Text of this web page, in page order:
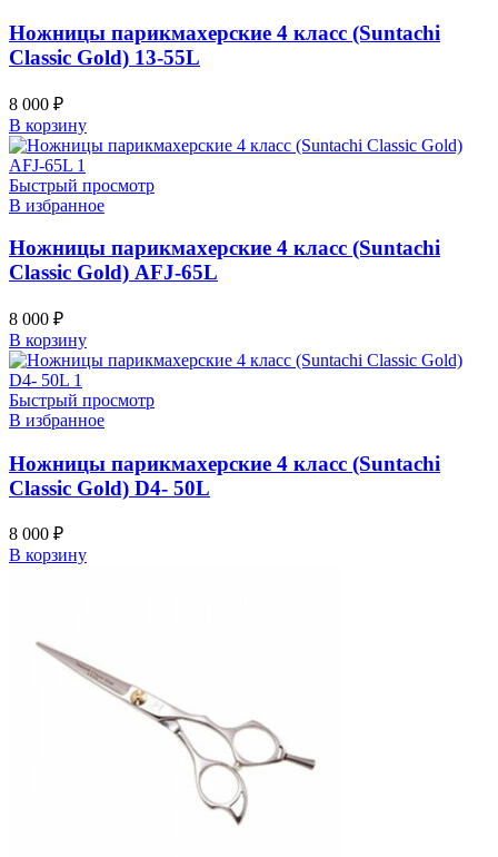
Ножницы парикмахерские 4 класс (Suntachi
Classic Gold) 13-55L
8 000 ₽
В корзину
Быстрый просмотр
В избранное
Ножницы парикмахерские 4 класс (Suntachi
Classic Gold) AFJ-65L
8 000 ₽
В корзину
Быстрый просмотр
В избранное
Ножницы парикмахерские 4 класс (Suntachi
Classic Gold) D4- 50L
8 000 ₽
В корзину